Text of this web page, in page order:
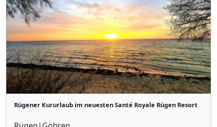
Rügener Kururlaub im neuesten Santé Royale Rügen Resort